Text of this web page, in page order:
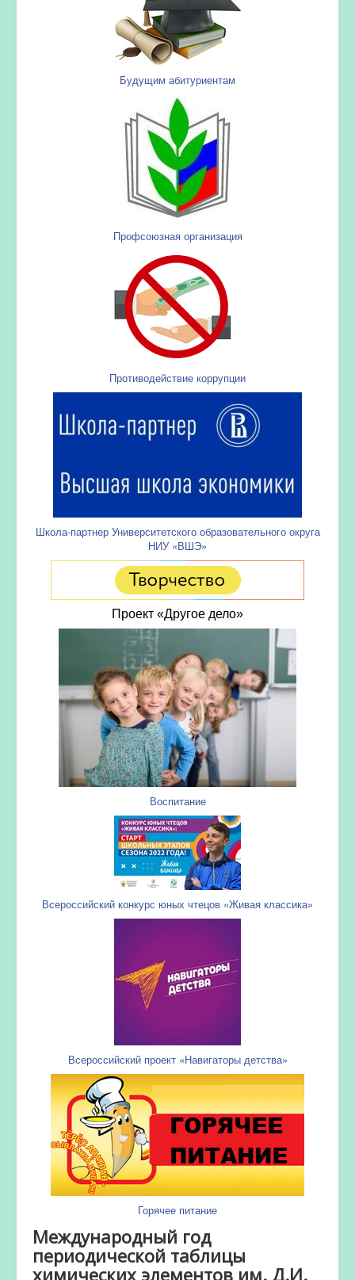
Будущим абитуриентам
Профсоюзная организация
Противодействие коррупции
Школа-партнер Университетского образовательного округа
НИУ «ВШЭ»
Проект «Другое дело»
Воспитание
Всероссийский конкурс юных чтецов «Живая классика»
Всероссийский проект «Навигаторы детства»
Горячее питание
Международный год
периодической таблицы
химических элементов им. Д.И.